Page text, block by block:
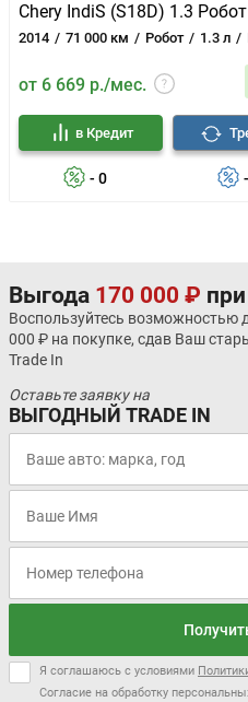
Chery IndiS (S18D) 1.3 Робот
2014 71 000 км Робот 1.3 л
от 6 669 р./мес.
- 0
в Кредит
Выгода 170 000 ₽
Воспользуйтесь возможностью
000 ₽ на покупке, сдав Ваш
Trade In
Оставьте заявку на
ВЫГОДНЫЙ TRADE IN
Я соглашаюсь с условиями
Согласие на обработку